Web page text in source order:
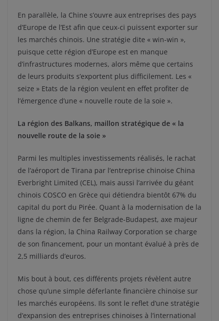
En parallèle, la Chine s’ouvre aux entreprises des pays
d’Europe de l’Est afin que ceux-ci puissent exporter sur
les marchés chinois. Une stratégie dite « win-win »,
puisque cette région d’Europe est en manque
d’infrastructures modernes, alors même que certains
de leurs produits s’exportent plus difficilement. Les «
seize » Etats de la région veulent en effet profiter de
l’émergence d’une « nouvelle route de la soie ».
La région des Balkans, maillon stratégique de « la
nouvelle route de la soie »
Parmi les multiples investissements réalisés, le rachat
de l’aéroport de Tirana par l’entreprise chinoise China
Everbright Limited (CEL), mais aussi l’arrivée du géant
chinois COSCO en Grèce qui détiendra bientôt 67% du
capital du port du Pirée. Quant à la modernisation de la
ligne de chemin de fer Belgrade-Budapest, axe majeur
dans la région, la China Railway Corporation se charge
de son financement, pour un montant évalué à près de
2,5 milliards d’euros.
Mis bout à bout, ces différents projets révèlent autre
chose qu’une simple déferlante financière chinoise sur
les marchés européens. Ils sont le reflet d’une stratégie
d’expansion des entreprises chinoises à l’international